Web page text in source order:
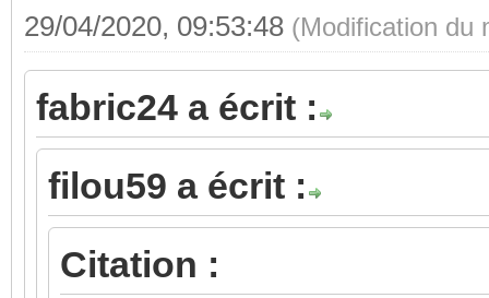
29/04/2020, 09:53:48 (Modification du
fabric24 a écrit :
filou59 a écrit :
Citation :